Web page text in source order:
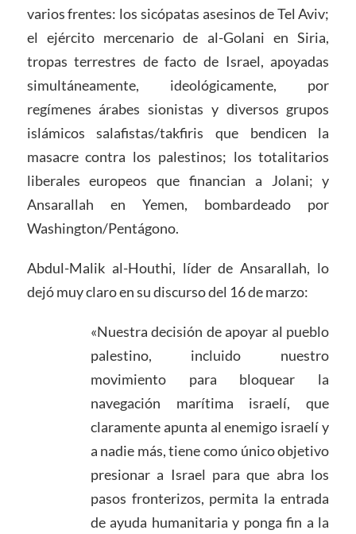
varios frentes: los sicópatas asesinos de Tel Aviv;
el ejército mercenario de al-Golani en Siria,
tropas terrestres de facto de Israel, apoyadas
simultáneamente, ideológicamente, por
regímenes árabes sionistas y diversos grupos
islámicos salafistas/takfiris que bendicen la
masacre contra los palestinos; los totalitarios
liberales europeos que financian a Jolani; y
Ansarallah en Yemen, bombardeado por
Washington/Pentágono.
Abdul-Malik al-Houthi, líder de Ansarallah, lo
dejó muy claro en su discurso del 16 de marzo:
«Nuestra decisión de apoyar al pueblo
palestino, incluido nuestro
movimiento para bloquear la
navegación marítima israelí, que
claramente apunta al enemigo israelí y
a nadie más, tiene como único objetivo
presionar a Israel para que abra los
pasos fronterizos, permita la entrada
de ayuda humanitaria y ponga fin a la